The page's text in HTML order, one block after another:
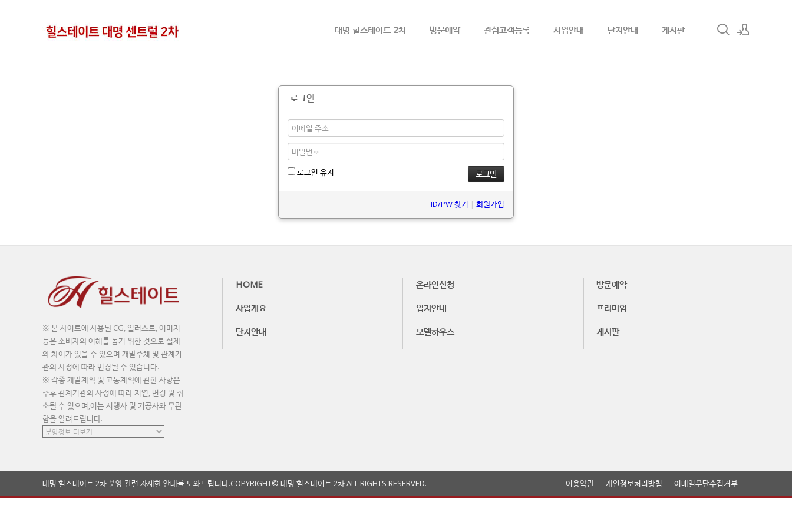
대명 힐스테이트 2차 방문예약 관심고객등록 사업안내 단지안내 게시판
로그인
로그인 유지
ID/PW 찾기 | 회원가입
※ 본 사이트에 사용된 CG, 일러스트, 이미지
등은 소비자의 이해를 돕기 위한 것으로 실제
와 차이가 있을 수 있으며 개발주체 및 관계기
관의 사정에 따라 변경될 수 있습니다.
※ 각종 개발계획 및 교통계획에 관한 사항은
추후 관계기관의 사정에 따라 지연, 변경 및 취
소될 수 있으며,이는 시행사 및 기공사와 무관
함을 알려드립니다.
HOME 온라인신청
방문예약
사업개요
입지안내
프리미엄
단지안내
모델하우스 게시판
대명 힐스테이트 2차 분양 관련 자세한 안내를 도와드립니다. 이메일무단수집거부
개인정보처리방침
이용약관
COPYRIGHT© 대명 힐스테이트 2차 ALL RIGHTS RESERVED.